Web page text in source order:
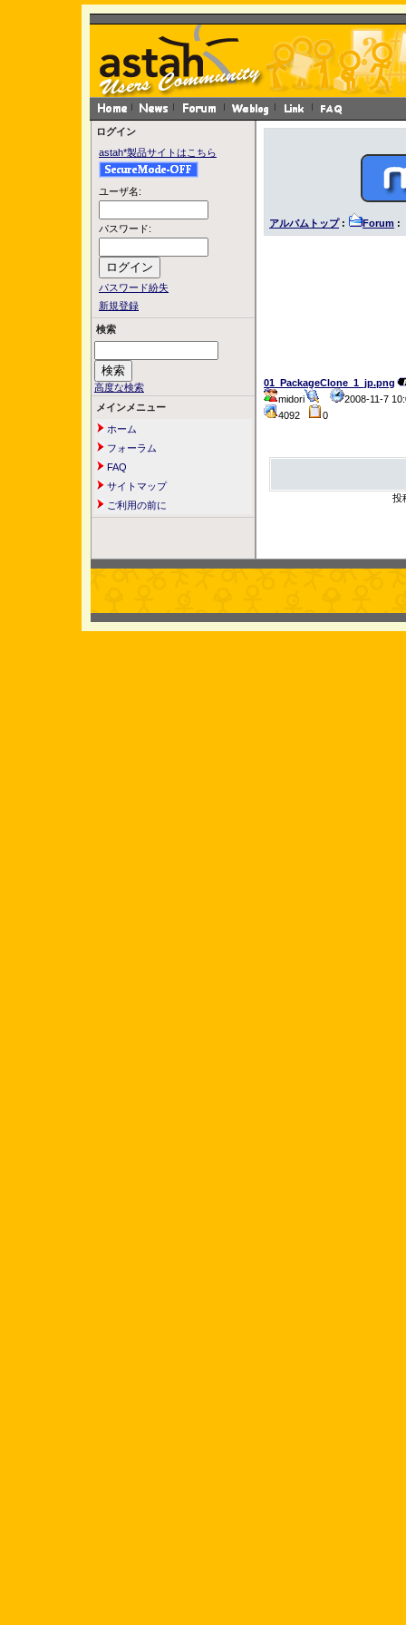
ログイン
astah*製品サイトはこちら
ユーザ名:
パスワード:
パスワード紛失
新規登録
検索
高度な検索
メインメニュー
ホーム
フォーラム
FAQ
サイトマップ
ご利用の前に
アルバムトップ: Forum :
01_PackageClone_1_jp.png
midori
2008-11-7
4092
0
投